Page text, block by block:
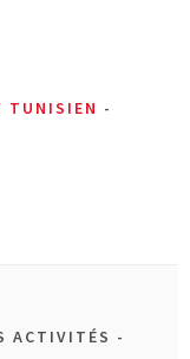
TUNISIEN
ACTIVITÉS